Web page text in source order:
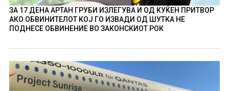
ЗА 17 ДЕНА АРТАН ГРУБИ ИЗЛЕГУВА И ОД КУЌЕН ПРИТВОР
АКО ОБВИНИТЕЛОТ КОЈ ГО ИЗВАДИ ОД ШУТКА НЕ
ПОДНЕСЕ ОБВИНЕНИЕ ВО ЗАКОНСКИОТ РОК